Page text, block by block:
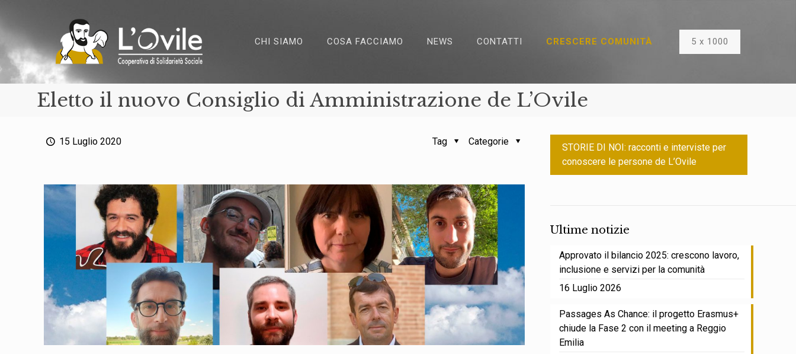
CHI SIAMO COSA FACCIAMO NEWS CONTATTI CRESCERE COMUNITÀ 5 x 1000
Eletto il nuovo Consiglio di Amministrazione de L’Ovile
15 Luglio 2020 Categorie
Tag
STORIE DI NOI: racconti e interviste per
conoscere le persone de L’Ovile
Ultime notizie
Approvato il bilancio 2025: crescono lavoro,
inclusione e servizi per la comunità
16 Luglio 2026
Passages As Chance: il progetto Erasmus+
chiude la Fase 2 con il meeting a Reggio
Emilia